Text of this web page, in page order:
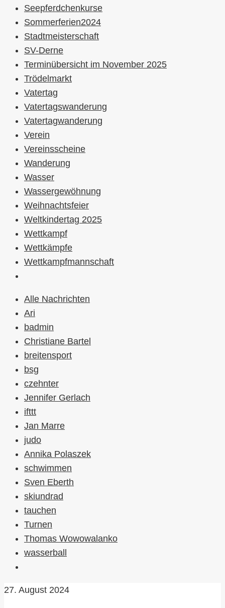
Seepferdchenkurse
Sommerferien2024
Stadtmeisterschaft
SV-Derne
Terminübersicht im November 2025
Trödelmarkt
Vatertag
Vatertagswanderung
Vatertagwanderung
Verein
Vereinsscheine
Wanderung
Wasser
Wassergewöhnung
Weihnachtsfeier
Weltkindertag 2025
Wettkampf
Wettkämpfe
Wettkampfmannschaft
Alle Nachrichten
Ari
badmin
Christiane Bartel
breitensport
bsg
czehnter
Jennifer Gerlach
ifttt
Jan Marre
judo
Annika Polaszek
schwimmen
Sven Eberth
skiundrad
tauchen
Turnen
Thomas Wowowalanko
wasserball
27. August 2024